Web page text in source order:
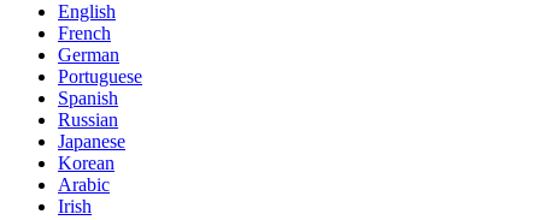
English
French
German
Portuguese
Spanish
Russian
Japanese
Korean
Arabic
Irish